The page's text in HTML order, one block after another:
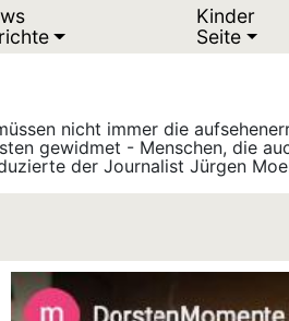
Kinder
Seite
nicht immer die
gewidmet - Menschen, die
der Journalist Jürgen